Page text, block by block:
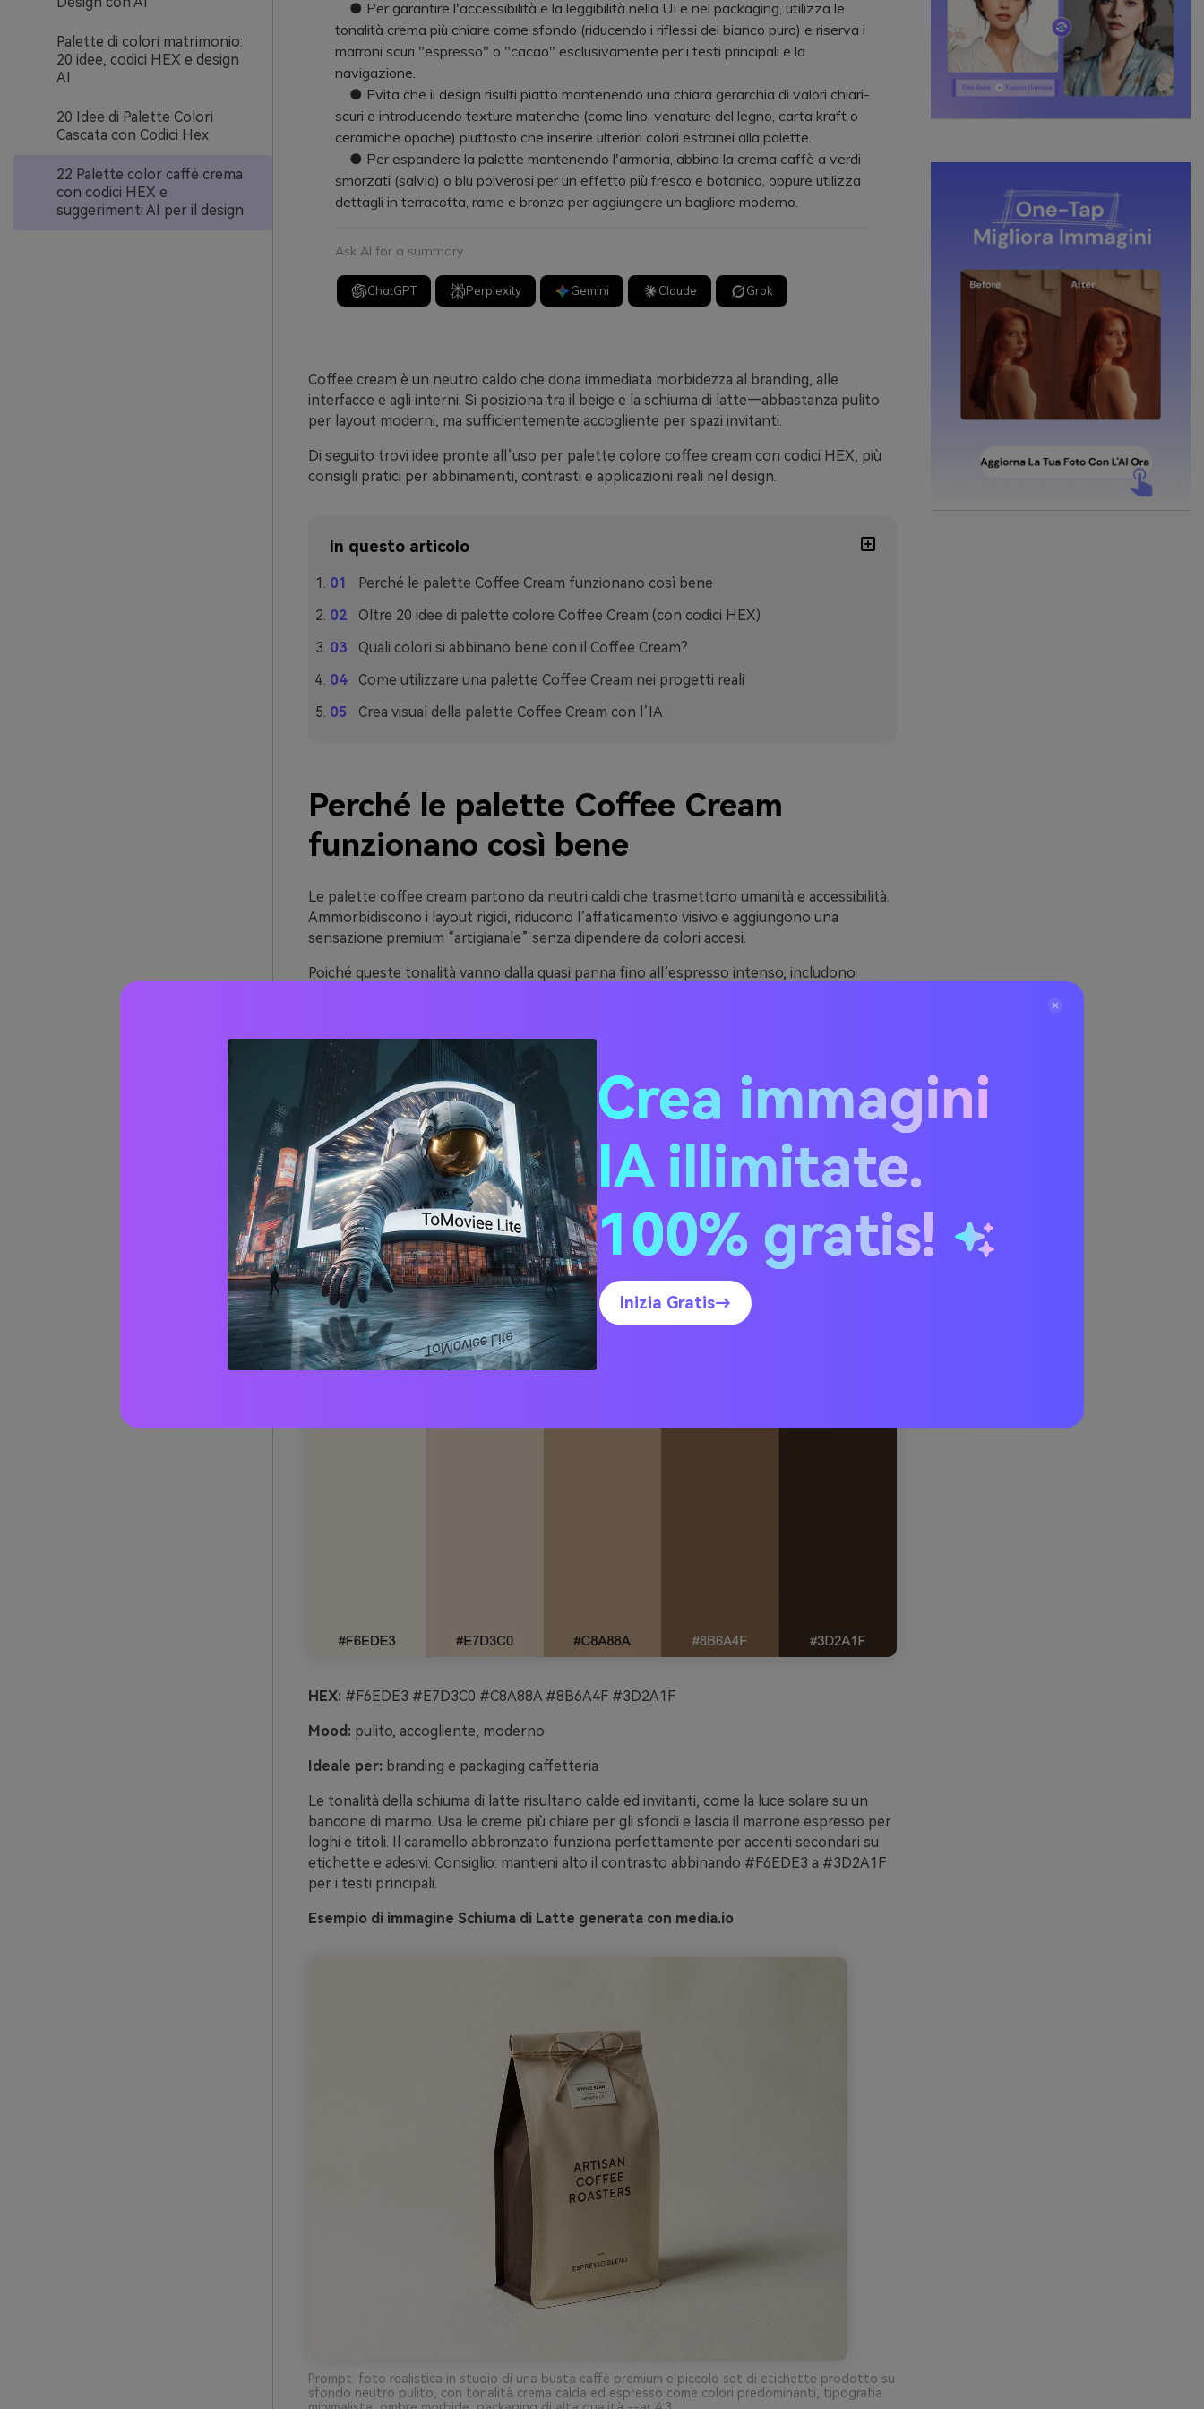
Palette di colori matrimonio:
20 idee, codici HEX e design
AI
20 Idee di Palette Colori
Cascata con Codici Hex
22 Palette color caffè crema
con codici HEX e
suggerimenti AI per il design
● Per garantire l'accessibilità e la leggibilità nella UI e nel packaging, utilizza le
tonalità crema più chiare come sfondo (riducendo i riflessi del bianco puro) e riserva i
marroni scuri "espresso" o "cacao" esclusivamente per i testi principali e la
navigazione.
● Evita che il design risulti piatto mantenendo una chiara gerarchia di valori chiari-
scuri e introducendo texture materiche (come lino, venature del legno, carta kraft o
ceramiche opache) piuttosto che inserire ulteriori colori estranei alla palette.
● Per espandere la palette mantenendo l'armonia, abbina la crema caffè a verdi
smorzati (salvia) o blu polverosi per un effetto più fresco e botanico, oppure utilizza
dettagli in terracotta, rame e bronzo per aggiungere un bagliore moderno.
Ask AI for a summary
ChatGPT Perplexity Gemini Claude Grok
Coffee cream è un neutro caldo che dona immediata morbidezza al branding, alle
interfacce e agli interni. Si posiziona tra il beige e la schiuma di latte—abbastanza pulito
per layout moderni, ma sufficientemente accogliente per spazi invitanti.
Di seguito trovi idee pronte all’uso per palette colore coffee cream con codici HEX, più
consigli pratici per abbinamenti, contrasti e applicazioni reali nel design.
In questo articolo
Perché le palette Coffee Cream funzionano così bene
Oltre 20 idee di palette colore Coffee Cream (con codici HEX)
Quali colori si abbinano bene con il Coffee Cream?
Come utilizzare una palette Coffee Cream nei progetti reali
Crea visual della palette Coffee Cream con l’IA
Perché le palette Coffee Cream
funzionano così bene
Le palette coffee cream partono da neutri caldi che trasmettono umanità e accessibilità.
Ammorbidiscono i layout rigidi, riducono l’affaticamento visivo e aggiungono una
sensazione premium “artigianale” senza dipendere da colori accesi.
Poiché queste tonalità vanno dalla quasi panna fino all’espresso intenso, includono
Si abbinano bene anche a materiali e finiture comuni—carta kraft, lino, legno, pietra e
ceramiche opache—quindi la stessa palette può essere utilizzata dal digitale alla stampa e
agli interni con pochissimi aggiustamenti.
Oltre 20 idee di palette colore Coffee
Cream (con codici HEX)
1) Schiuma di Latte
HEX:#F6EDE3 #E7D3C0 #C8A88A #8B6A4F #3D2A1F
Mood:pulito, accogliente, moderno
Ideale per:branding e packaging caffetteria
Le tonalità della schiuma di latte risultano calde ed invitanti, come la luce solare su un
bancone di marmo. Usa le creme più chiare per gli sfondi e lascia il marrone espresso per
loghi e titoli. Il caramello abbronzato funziona perfettamente per accenti secondari su
etichette e adesivi. Consiglio: mantieni alto il contrasto abbinando #F6EDE3 a #3D2A1F
per i testi principali.
Esempio di immagine Schiuma di Latte generata con media.io
Prompt: foto realistica in studio di una busta caffè premium e piccolo set di etichette prodotto su
sfondo neutro pulito, con tonalità crema calda ed espresso come colori predominanti, tipografia
Crea immagini
IA illimitate.
100% gratis!
Inizia Gratis→